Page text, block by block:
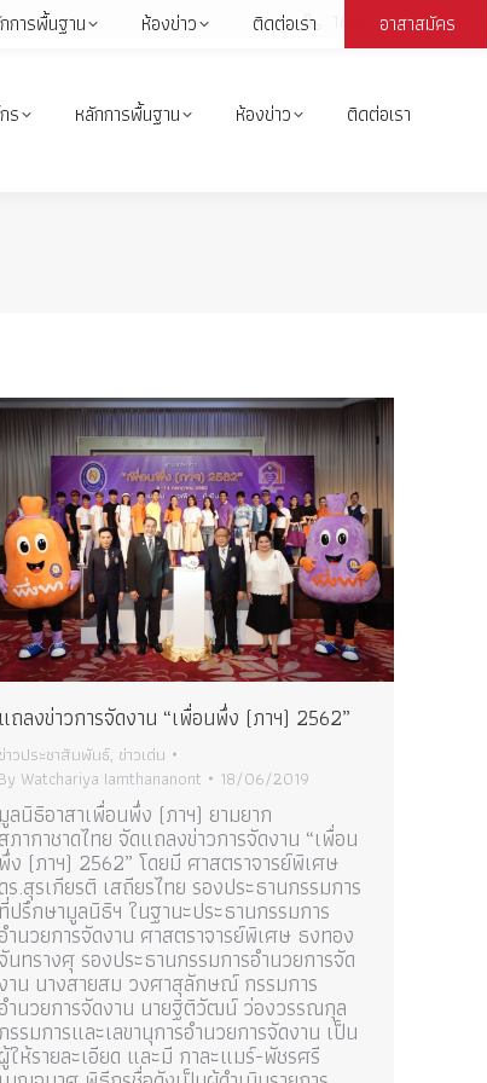
Facebook
in
X
ร หลักการพื้นฐาน ห้องข่าว ติดต่อเรา
แถลงข่าวการจัดงาน “เพื่อนพึ่ง (ภาฯ) 2562”
ข่าวประชาสัมพันธ์, ข่าวเด่น
By Watchariya Iamthananont 18/06/2019
มูลนิธิอาสาเพื่อนพึ่ง (ภาฯ) ยามยาก
สภากาชาดไทย จัดแถลงข่าวการจัดงาน “เพื่อน
พึ่ง (ภาฯ) 2562” โดยมี ศาสตราจารย์พิเศษ
ดร.สุรเกียรติ เสถียรไทย รองประธานกรรมการ
ที่ปรึกษามูลนิธิฯ ในฐานะประธานกรรมการ
อำนวยการจัดงาน ศาสตราจารย์พิเศษ ธงทอง
จันทรางศุ รองประธานกรรมการอำนวยการจัด
งาน นางสายสม วงศาสุลักษณ์ กรรมการ
อำนวยการจัดงาน นายฐิติวัฒน์ ว่องวรรณกุล
กรรมการและเลขานุการอำนวยการจัดงาน เป็น
ผู้ให้รายละเอียด และมี กาละแมร์-พัชรศรี
การพื้นฐาน ห้องข่าว ติดต่อเรา อาสาสมัคร